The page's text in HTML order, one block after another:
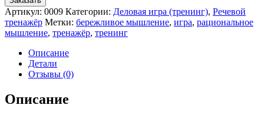
Артикул: 0009 Категории: Деловая игра (тренинг), Речевой
тренажёр Метки: бережливое мышление, игра, рациональное
мышление, тренажёр, тренинг
Описание
Детали
Отзывы (0)
Описание